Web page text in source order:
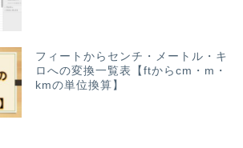
フィートからセンチ・メートル・キ
ロへの変換一覧表【ftからcm・m・
kmの単位換算】